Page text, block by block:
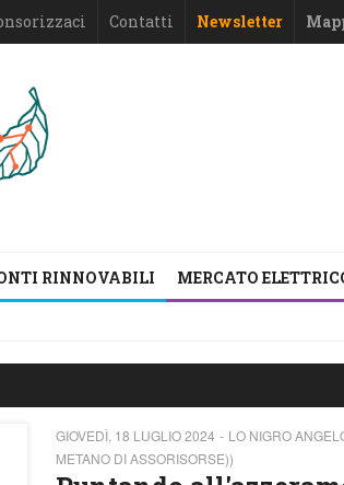
Contatti Newsletter
RINNOVABILI MERCATO
GIOVEDÌ, 18 LUGLIO 2024
LO NIGRO
METANO DI ASSORISORSE))